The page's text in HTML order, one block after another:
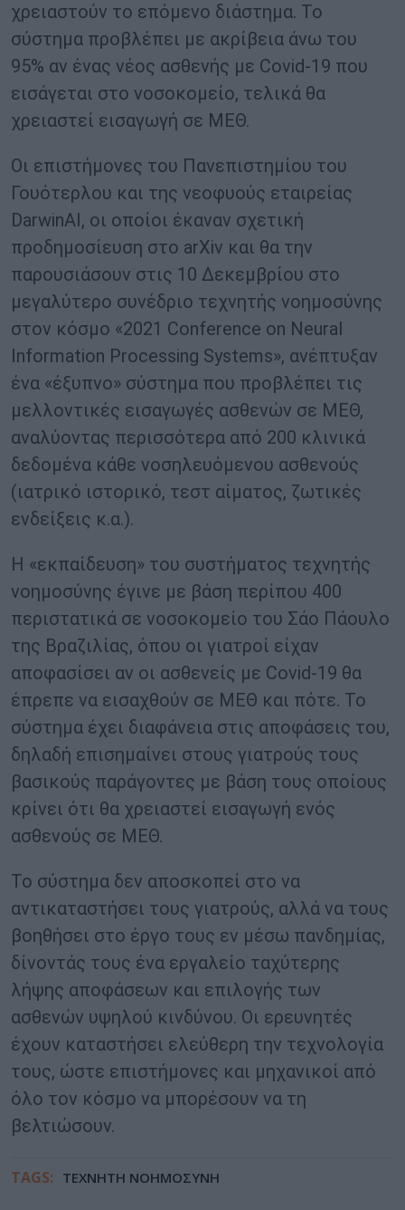
χρειαστούν το επόμενο διάστημα. Το
σύστημα προβλέπει με ακρίβεια άνω του
95% αν ένας νέος ασθενής με Covid-19 που
εισάγεται στο νοσοκομείο, τελικά θα
χρειαστεί εισαγωγή σε ΜΕΘ.
Οι επιστήμονες του Πανεπιστημίου του
Γουότερλου και της νεοφυούς εταιρείας
DarwinAI, οι οποίοι έκαναν σχετική
προδημοσίευση στο arXiv και θα την
παρουσιάσουν στις 10 Δεκεμβρίου στο
μεγαλύτερο συνέδριο τεχνητής νοημοσύνης
στον κόσμο «2021 Conference on Neural
Information Processing Systems», ανέπτυξαν
ένα «έξυπνο» σύστημα που προβλέπει τις
μελλοντικές εισαγωγές ασθενών σε ΜΕΘ,
αναλύοντας περισσότερα από 200 κλινικά
δεδομένα κάθε νοσηλευόμενου ασθενούς
(ιατρικό ιστορικό, τεστ αίματος, ζωτικές
ενδείξεις κ.α.).
Η «εκπαίδευση» του συστήματος τεχνητής
νοημοσύνης έγινε με βάση περίπου 400
περιστατικά σε νοσοκομείο του Σάο Πάουλο
της Βραζιλίας, όπου οι γιατροί είχαν
αποφασίσει αν οι ασθενείς με Covid-19 θα
έπρεπε να εισαχθούν σε ΜΕΘ και πότε. Το
σύστημα έχει διαφάνεια στις αποφάσεις του,
δηλαδή επισημαίνει στους γιατρούς τους
βασικούς παράγοντες με βάση τους οποίους
κρίνει ότι θα χρειαστεί εισαγωγή ενός
ασθενούς σε ΜΕΘ.
Το σύστημα δεν αποσκοπεί στο να
αντικαταστήσει τους γιατρούς, αλλά να τους
βοηθήσει στο έργο τους εν μέσω πανδημίας,
δίνοντάς τους ένα εργαλείο ταχύτερης
λήψης αποφάσεων και επιλογής των
ασθενών υψηλού κινδύνου. Οι ερευνητές
έχουν καταστήσει ελεύθερη την τεχνολογία
τους, ώστε επιστήμονες και μηχανικοί από
όλο τον κόσμο να μπορέσουν να τη
βελτιώσουν.
TAGS: ΤΕΧΝΗΤΗ ΝΟΗΜΟΣΥΝΗ